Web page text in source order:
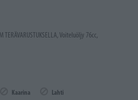
TERÄVARUSTUKSELLA, Voiteluöljy 76cc,
Kaarina
Lahti